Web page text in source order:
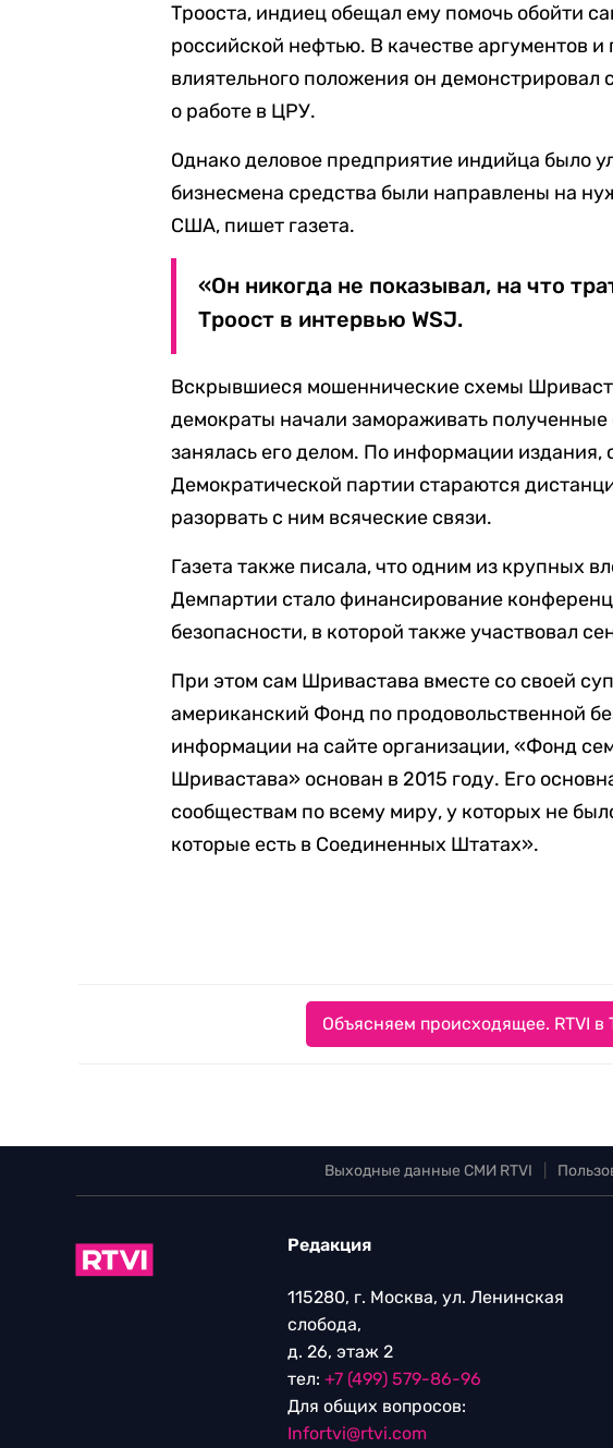
Трооста, индиец обещал ему помочь обойти
российской нефтью. В качестве аргументов
влиятельного положения он
о работе в ЦРУ.
Однако деловое предприятие индийца было
бизнесмена средства были направлены на
США, пишет газета.
«Он никогда не показывал, на что
Троост в интервью WSJ.
Вскрывшиеся мошеннические схемы
демократы начали замораживать
занялась его делом. По информации издания,
Демократической партии стараются
разорвать с ним всяческие связи.
Газета также писала, что одним из крупных
Демпартии стало финансирование
безопасности, в которой также участвовал
При этом сам Шривастава вместе со своей
американский Фонд по продовольственной
информации на сайте организации, «Фонд
Шривастава» основан в 2015 году. Его
сообществам по всему миру, у которых не
которые есть в Соединенных Штатах».
Объясняем происходящее. RTVI в
Выходные данные СМИ RTVI
Редакция
115280, г. Москва, ул. Ленинская
слобода,
д. 26, этаж 2
тел: +7 (499) 579-86-96
Для общих вопросов:
Infortvi@rtvi.com